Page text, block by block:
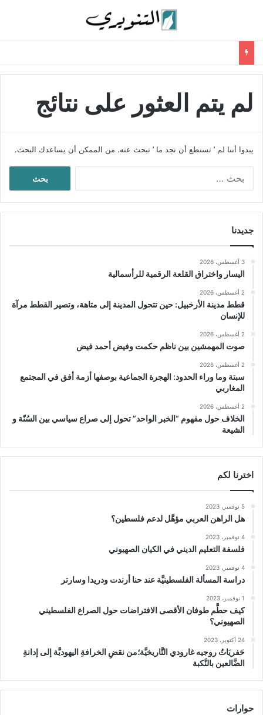
لم يتم العثور على نتائج
يبدوا أننا لم ’ نستطع أن نجد ما ’ تبحث عنه. من الممكن أن يساعدك البحث.
ن
جديدنا
3 أغسطس، 2026
اليسار واختراق القلعة الرقمية للرأسمالية
2 أغسطس، 2026
قطط مدينة الأرخبيل: حين تتحول المدينة إلى متاهة، وتصير القطط مرآة
للإنسان
2 أغسطس، 2026
صوت المهمشين بين ناظم حكمت وفيض أحمد فيض
2 أغسطس، 2026
سبتة وما وراء الحدود: الهجرة الجماعية بوصفها أزمة أفق في المجتمع
المغاربي
2 أغسطس، 2026
الخلاف حول مفهوم “الخبر الواحد” تحول إلى صراع سياسي بين السُنّة و
الشيعة
اخترنا لكم
5 نوفمبر، 2023
هل الراهن العربي مؤهَّل لدعم فلسطين؟
4 نوفمبر، 2023
فلسفة التعليم الديني في الكيان الصهيوني
4 نوفمبر، 2023
دراسة المسألة الفلسطينيَّة عند حنا أرندت ودريدا وسارتر
1 نوفمبر، 2023
كيف حطَّم طوفان الأقصى الافتراضات حول الصراع الفلسطيني
الصهيوني؟
24 أكتوبر، 2023
حَفريَاتُ روجيه غارودي التَّاريخيَّة؛من نقضِ الخرافةِ اليهوديَّة إلى إدانةِ
الضَّالعين بالنَّكبة
حوارات